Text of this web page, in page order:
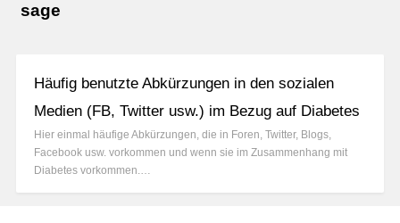
sage
Häufig benutzte Abkürzungen in den sozialen
Medien (FB, Twitter usw.) im Bezug auf Diabetes
Hier einmal häufige Abkürzungen, die in Foren, Twitter, Blogs,
Facebook usw. vorkommen und wenn sie im Zusammenhang mit
Diabetes vorkommen.…